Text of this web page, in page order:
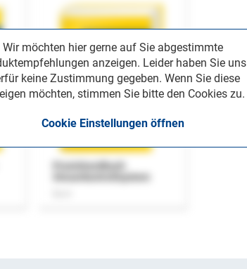
Wir möchten hier gerne auf Sie abgestimmte
anzeigen. Leider haben Sie uns
keine Zustimmung gegeben. Wenn Sie diese
möchten, stimmen Sie bitte den Cookies zu.
Cookie Einstellungen öffnen
Praxishandbuch